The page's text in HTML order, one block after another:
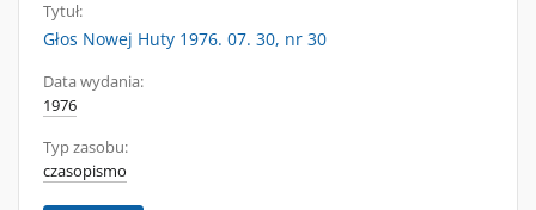
Tytuł:
Głos Nowej Huty 1976. 07. 30, nr 30
Data wydania:
1976
Typ zasobu:
czasopismo